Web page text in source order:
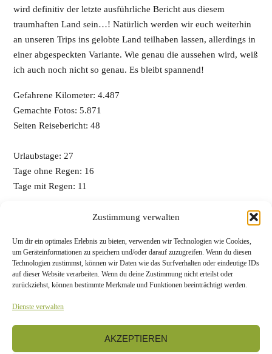
Zustimmung verwalten
Um dir ein optimales Erlebnis zu bieten, verwenden wir Technologien wie Cookies,
um Geräteinformationen zu speichern und/oder darauf zuzugreifen. Wenn du diesen
Technologien zustimmst, können wir Daten wie das Surfverhalten oder eindeutige IDs
auf dieser Website verarbeiten. Wenn du deine Zustimmung nicht erteilst oder
zurückziehst, können bestimmte Merkmale und Funktionen beeinträchtigt werden.
Dienste verwalten
AKZEPTIEREN
wird definitiv der letzte ausführliche Bericht aus diesem
traumhaften Land sein…! Natürlich werden wir euch weiterhin
an unseren Trips ins gelobte Land teilhaben lassen, allerdings in
einer abgespeckten Variante. Wie genau die aussehen wird, weiß
ich auch noch nicht so genau. Es bleibt spannend!
Gefahrene Kilometer: 4.487
Gemachte Fotos: 5.871
Seiten Reisebericht: 48
Urlaubstage: 27
Tage ohne Regen: 16
Tage mit Regen: 11
Gekaufte Flaschen Whisky: 12
Gegessene Stücke Carrot Cake: 14 (viel zu wenig!)
Der beste Carrot Cake: „The Jammery“ und „Torridon Stores
and Café“